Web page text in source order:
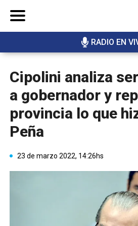
RADIO EN
Cipolini analiza
a gobernador y
provincia lo que
Peña
23 de marzo 2022, 14:26hs